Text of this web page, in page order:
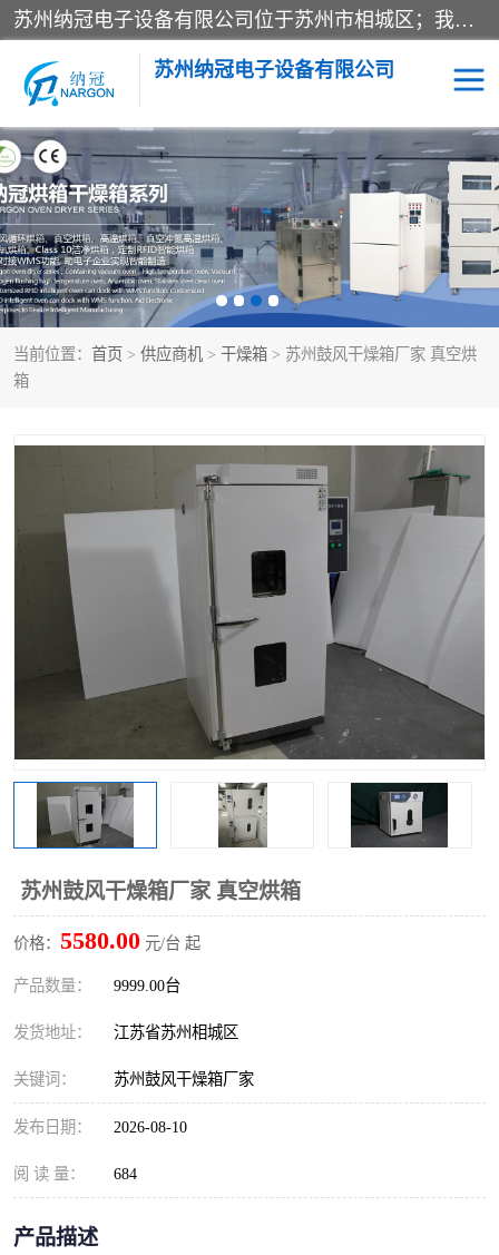
苏州纳冠电子设备有限公司位于苏州市相城区；我司依托国外先进技术结合国内用户的需求，为客户提供具有WMS功能的超低湿快速除湿电子防潮，压缩空气连续干燥柜、智能物料管理氮气储物柜、自制氮氮气柜、防潮氮气组合柜、不锈钢洁净氮气柜、洁净储物柜、石墨舟柜、亮灯导引丝网板存储柜、PCB柔性板气密干燥柜等
苏州纳冠电子设备有限公司
当前位置： 首页 > 供应商机 > 干燥箱 > 苏州鼓风干燥箱厂家 真空烘
箱
苏州鼓风干燥箱厂家 真空烘箱
价格： 5580.00 元/台 起
产品数量： 9999.00台
发货地址： 江苏省苏州相城区
关键词： 苏州鼓风干燥箱厂家
发布日期： 2026-08-10
阅 读 量： 684
产品描述
电子防潮箱 氮气柜
智能料架 干燥箱